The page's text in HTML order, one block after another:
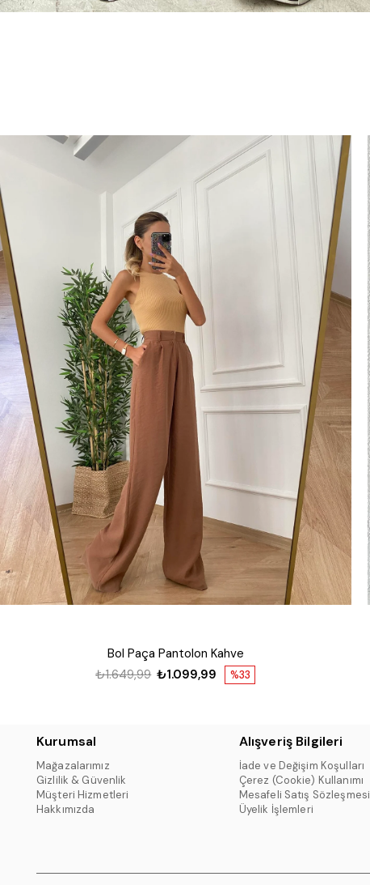
Bol Paça Pantolon Kahve
%33
₺1.099,99
₺1.649,99
Kurumsal
Mağazalarımız
Gizlilik & Güvenlik
Müşteri Hizmetleri
Hakkımızda
Alışveriş Bilgileri
İade ve Değişim Koşulları
Çerez (Cookie) Kullanımı
Mesafeli Satış Sözleşmesi
Üyelik İşlemleri